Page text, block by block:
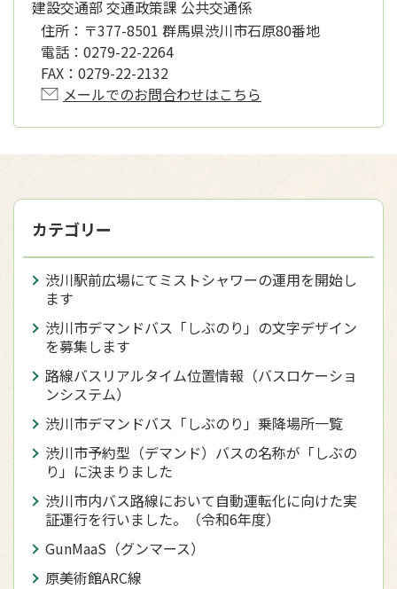
建設交通部 交通政策課 公共交通係
住所： 〒377-8501 群馬県渋川市石原80番地
電話： 0279-22-2264
FAX： 0279-22-2132
メールでのお問合わせはこちら
カテゴリー
渋川駅前広場にてミストシャワーの運用を開始し
ます
渋川市デマンドバス「しぶのり」の文字デザイン
を募集します
路線バスリアルタイム位置情報（バスロケーショ
ンシステム）
渋川市デマンドバス「しぶのり」乗降場所一覧
渋川市予約型（デマンド）バスの名称が「しぶの
り」に決まりました
渋川市内バス路線において自動運転化に向けた実
証運行を行いました。（令和6年度）
GunMaaS（グンマース）
原美術館ARC線